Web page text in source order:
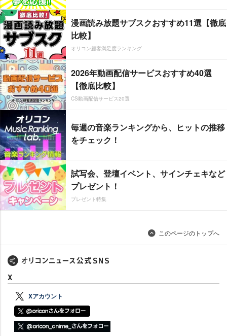
漫画読み放題サブスクおすすめ11選【徹底
比較】
オリコン顧客満足度ランキング
2026年動画配信サービスおすすめ40選
【徹底比較】
CS動画配信サービス20選
毎週の音楽ランキングから、ヒットの推移
をチェック！
試写会、登壇イベント、サインチェキなど
プレゼント！
プレゼント特集
このページのトップへ
X
Xアカウント